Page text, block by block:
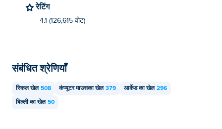
रेटिंग
4.1 (126,615 वोट)
संबंधित श्रेणियाँ
स्किल खेल 508 कंप्यूटर माउसका खेल 379 आर्केड का खेल 296
बिल्ली का खेल 50